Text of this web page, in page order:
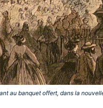
au banquet offert, dans la